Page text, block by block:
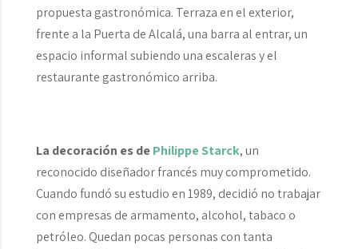
propuesta gastronómica. Terraza en el exterior,
frente a la Puerta de Alcalá, una barra al entrar, un
espacio informal subiendo una escaleras y el
restaurante gastronómico arriba.
La decoración es dePhilippe Starck, un
reconocido diseñador francés muy comprometido.
Cuando fundó su estudio en 1989, decidió no trabajar
con empresas de armamento, alcohol, tabaco o
petróleo. Quedan pocas personas con tanta